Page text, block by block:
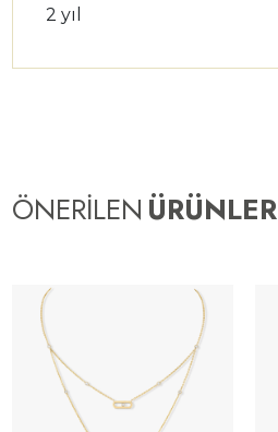
2 yıl
ÖNERİLEN ÜRÜNLER